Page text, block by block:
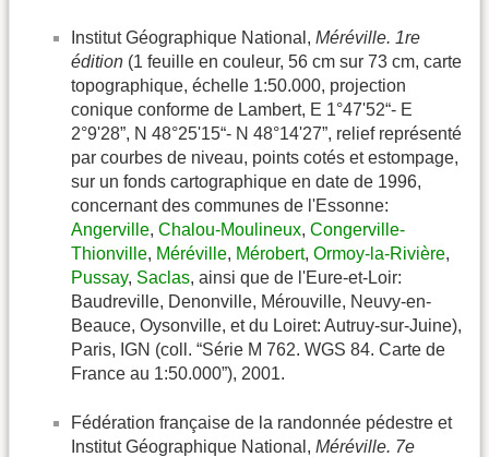
Institut Géographique National, Méréville. 1re
édition (1 feuille en couleur, 56 cm sur 73 cm, carte
topographique, échelle 1:50.000, projection
conique conforme de Lambert, E 1°47'52“- E
2°9'28”, N 48°25'15“- N 48°14'27”, relief représenté
par courbes de niveau, points cotés et estompage,
sur un fonds cartographique en date de 1996,
concernant des communes de l'Essonne:
Angerville, Chalou-Moulineux, Congerville-
Thionville, Méréville, Mérobert, Ormoy-la-Rivière,
Pussay, Saclas, ainsi que de l'Eure-et-Loir:
Baudreville, Denonville, Mérouville, Neuvy-en-
Beauce, Oysonville, et du Loiret: Autruy-sur-Juine),
Paris, IGN (coll. “Série M 762. WGS 84. Carte de
France au 1:50.000”), 2001.
Fédération française de la randonnée pédestre et
Institut Géographique National, Méréville. 7e